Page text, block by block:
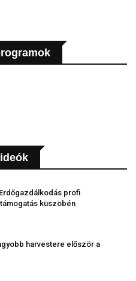
profi
küszöbén
harvestere először a